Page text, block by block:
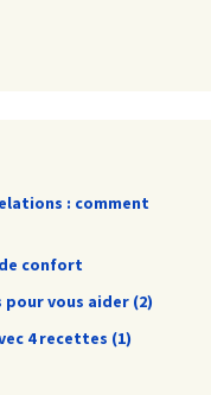
: comment
confort
pour vous aider (2)
4 recettes (1)